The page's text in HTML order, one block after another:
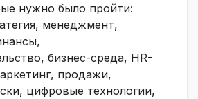
нужно было пройти:
менеджмент,
бизнес-среда, HR-
продажи,
цифровые технологии,